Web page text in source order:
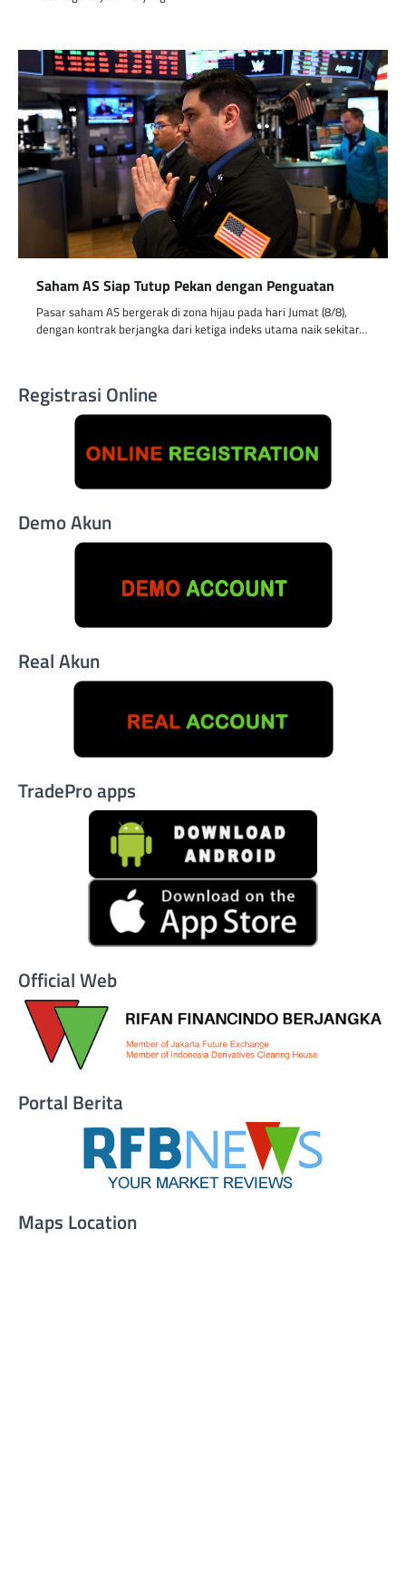
Saham AS Siap Tutup Pekan dengan Penguatan
Pasar saham AS bergerak di zona hijau pada hari Jumat (8/8),
dengan kontrak berjangka dari ketiga indeks utama naik sekitar…
Registrasi Online
Demo Akun
Real Akun
TradePro apps
Official Web
Portal Berita
Maps Location